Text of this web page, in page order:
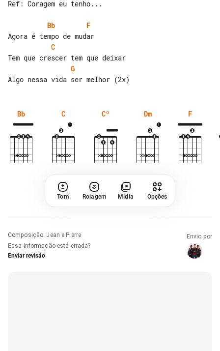
Ref: Coragem eu tenho...
Bb
F
C
G
Bb C Cº Dm F
Tom Rolagem Mídia Opções
Composição: Jean e Pierre
Essa informação está errada?
Enviar revisão
Envio por